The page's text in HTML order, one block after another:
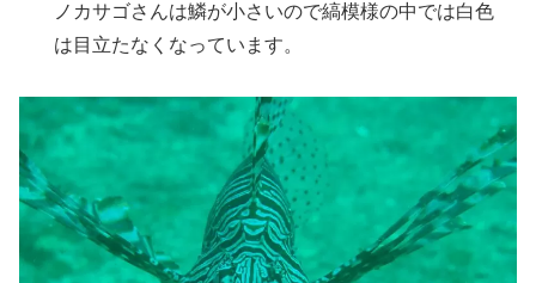
ノカサゴさんは鱗が小さいので縞模様の中では白色
は目立たなくなっています。